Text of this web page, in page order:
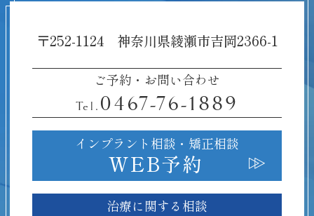
〒252-1124 神奈川県綾瀬市吉岡2366-1
ご予約・お問い合わせ
Tel. 0467-76-1889
インプラント相談・ 矯正相談
WEB予約
治療に関する相談